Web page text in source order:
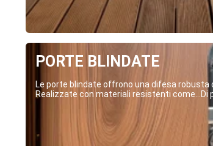
PORTE BLINDATE
Le porte blindate offrono una difesa
Realizzate con materiali resistenti come...Di